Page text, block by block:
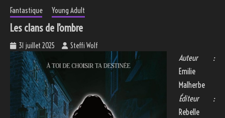
Fantastique Young Adult
Les clans de l’ombre
31 juillet 2025 Steffi Wolf
Auteur :
Emilie
Malherbe
Éditeur :
Rebelle